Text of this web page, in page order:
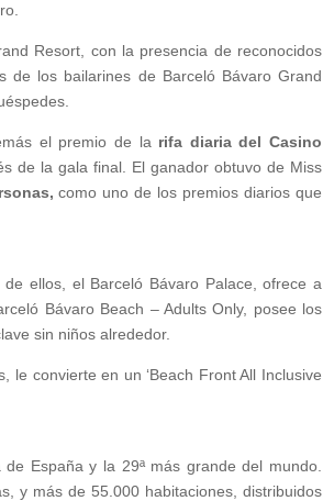
Resort, con la presencia de reconocidos
de los bailarines de Barceló Bávaro Grand
el premio de la rifa diaria del Casino
de la gala final. El ganador obtuvo de Miss
como uno de los premios diarios que
ellos, el Barceló Bávaro Palace, ofrece a
Bávaro Beach – Adults Only, posee los
sin niños alrededor.
le convierte en un ‘Beach Front All Inclusive
España y la 29ª más grande del mundo.
y más de 55.000 habitaciones, distribuidos